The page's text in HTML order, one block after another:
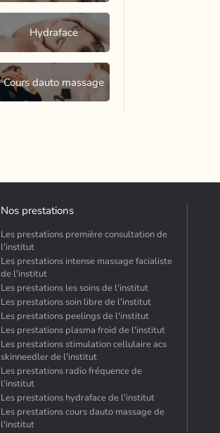
Hydraface
Cours dauto massage
Nos prestations
Les prestations première consultation de
l'institut
Les prestations intense massage facialiste
de l'institut
Les prestations les soins de l'institut
Les prestations soin libre de l'institut
Les prestations peelings de l'institut
Les prestations plasma froid de l'institut
Les prestations stimulation cellulaire acs
skinneedler de l'institut
Les prestations radio fréquence de
l'institut
Les prestations hydraface de l'institut
Les prestations cours dauto massage de
l'institut